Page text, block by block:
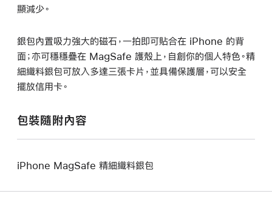
顯減少。
銀包內置吸力強大的磁石，一拍即可貼合在 iPhone 的背
面；亦可穩穩疊在 MagSafe 護殼上，自創你的個人特色。精
細織料銀包可放入多達三張卡片，並具備保護層，可以安全
擺放信用卡。
包裝隨附內容
iPhone MagSafe 精細織料銀包